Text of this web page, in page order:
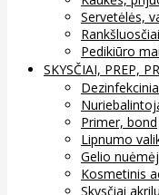
Servetėlės,
Pedikiūro
SKYSČIAI, PREP,
Primer, bond
Lipnumo
Gelio
Kosmetinis
Skysčiai